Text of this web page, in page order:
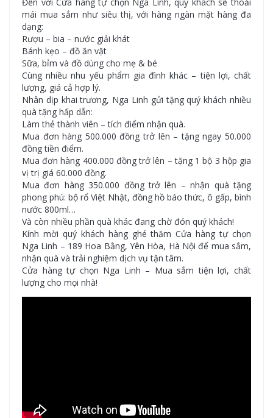
mái mua sắm như siêu thị, với hàng ngàn mặt hàng đa
dạng:
Rượu – bia – nước giải khát
Bánh kẹo – đồ ăn vặt
Sữa, bỉm và đồ dùng cho mẹ & bé
Cùng nhiều nhu yếu phẩm gia đình khác – tiện lợi, chất
lượng, giá cả hợp lý.
Nhân dịp khai trương, Nga Linh gửi tặng quý khách nhiều
quà tặng hấp dẫn:
Làm thẻ thành viên – tích điểm nhận quà.
Mua đơn hàng 500.000 đồng trở lên – tặng ngay 50.000
đồng tiền điểm.
Mua đơn hàng 400.000 đồng trở lên – tặng 1 bộ 3 hộp gia
vị trị giá 60.000 đồng.
Mua đơn hàng 350.000 đồng trở lên – nhận quà tặng
phong phú: bộ rổ Việt Nhật, đồng hồ báo thức, ô gấp, bình
nước 800ml…
Và còn nhiều phần quà khác đang chờ đón quý khách!
Kính mời quý khách hàng ghé thăm Cửa hàng tự chọn
Nga Linh – 189 Hoa Bằng, Yên Hòa, Hà Nội để mua sắm,
nhận quà và trải nghiệm dịch vụ tận tâm.
Cửa hàng tự chọn Nga Linh – Mua sắm tiện lợi, chất
lượng cho mọi nhà!